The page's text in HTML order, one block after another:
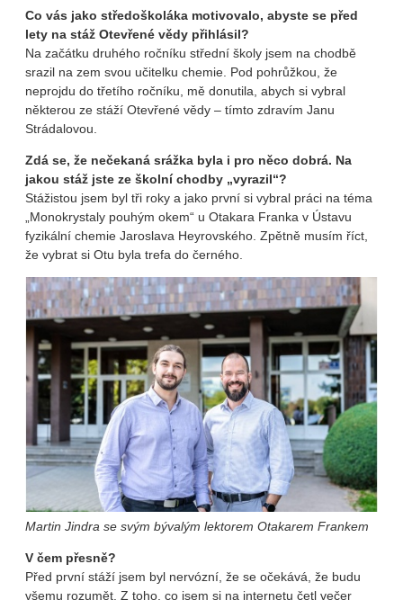
Co vás jako středoškoláka motivovalo, abyste se před
lety na stáž Otevřené vědy přihlásil?
Na začátku druhého ročníku střední školy jsem na chodbě
srazil na zem svou učitelku chemie. Pod pohrůžkou, že
neprojdu do třetího ročníku, mě donutila, abych si vybral
některou ze stáží Otevřené vědy – tímto zdravím Janu
Strádalovou.
Zdá se, že nečekaná srážka byla i pro něco dobrá. Na
jakou stáž jste ze školní chodby „vyrazil“?
Stážistou jsem byl tři roky a jako první si vybral práci na téma
„Monokrystaly pouhým okem“ u Otakara Franka v Ústavu
fyzikální chemie Jaroslava Heyrovského. Zpětně musím říct,
že vybrat si Otu byla trefa do černého.
Martin Jindra se svým bývalým lektorem Otakarem Frankem
V čem přesně?
Před první stáží jsem byl nervózní, že se očekává, že budu
všemu rozumět. Z toho, co jsem si na internetu četl večer